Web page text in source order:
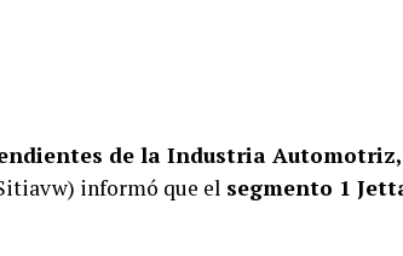
de la Industria
informó que el segmento 1